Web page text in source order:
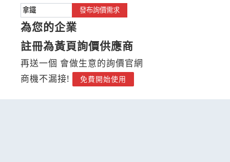
發布詢價需求
為您的企業
註冊為黃頁詢價供應商
再送一個 會做生意的詢價官網
商機不漏接!
免費開始使用